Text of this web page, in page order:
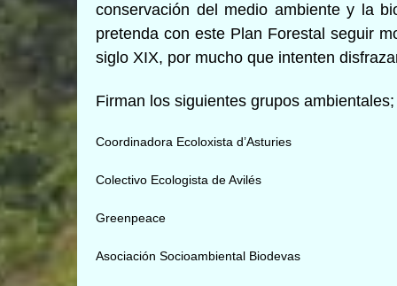
conservación del medio ambiente y la
pretenda con este Plan Forestal seguir
siglo XIX, por mucho que intenten
Firman los siguientes grupos ambientales;
Coordinadora Ecoloxista d’Asturies
Colectivo Ecologista de Avilés
Greenpeace
Asociación Socioambiental Biodevas